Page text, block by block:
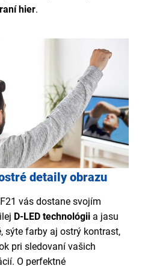
hier.
detaily obrazu
vás dostane svojím
D-LED technológii a jasu
sýte farby aj ostrý kontrast,
pri sledovaní vašich
O perfektné